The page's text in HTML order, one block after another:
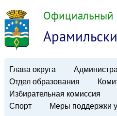
Официальный
Глава округа
Отдел образования
Избирательная комиссия
Спорт
Меры поддержки